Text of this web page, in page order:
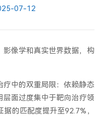
07-12
像学和真实世界数据，构
中的双重局限：依赖静态
面过度集中于靶向治疗领
的匹配度提升至92.7%，